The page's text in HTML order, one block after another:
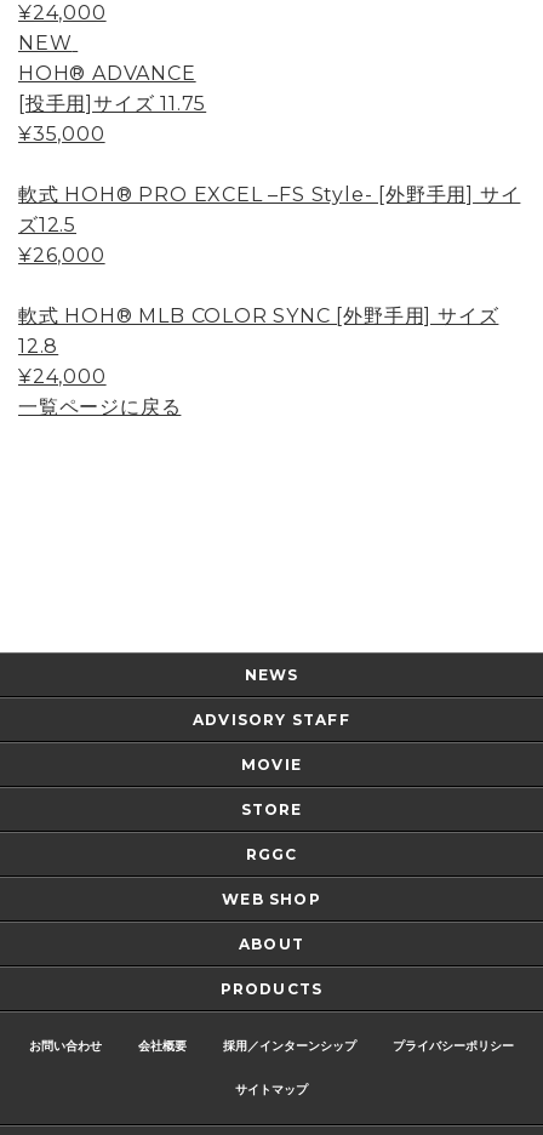
¥24,000
NEW
HOH® ADVANCE
[投手用]サイズ 11.75
¥35,000
軟式 HOH® PRO EXCEL –FS Style- [外野手用] サイ
ズ12.5
¥26,000
軟式 HOH® MLB COLOR SYNC [外野手用] サイズ
12.8
¥24,000
一覧ページに戻る
NEWS
ADVISORY STAFF
MOVIE
STORE
RGGC
WEB SHOP
ABOUT
PRODUCTS
お問い合わせ 会社概要 採用／インターンシップ プライバシーポリシー
サイトマップ